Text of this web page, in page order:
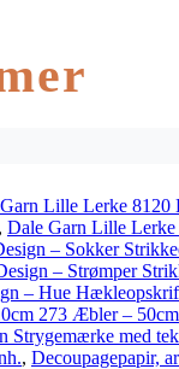
Lille Lerke 8120
, Dale Garn Lille
– Sokker
– Strømper
– Hue
273 Æbler – 50cm
Strygemærke med
, Decoupagepapir,